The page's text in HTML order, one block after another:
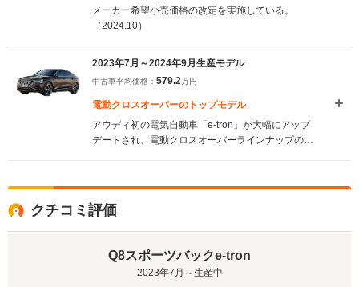
メーカー希望小売価格の改定を実施している。
（2024.10）
2023年7月～2024年9月生産モデル
中古車平均価格： 579.2万円
電動クロスオーバーのトップモデル
アウディ初の電気自動車「e-tron」が大幅にアップ
デートされ、電動クロスオーバーラインナップの頂
充電性能の向上が図られるなど、利便性の向上が図
られている。また、ペットボトル由来のリサイクル
原料を仕様するシート素材や、自動車の混合プラス
チック廃棄物を再利用したシートベルトバックルカ
も行われた。グレードは、114kWhの大型バッテリ
ーを採用する「55 e-tron quatro S line」で、WLTC
クチコミ評価
Q8スポーツバックe-tron
2023年7月～生産中